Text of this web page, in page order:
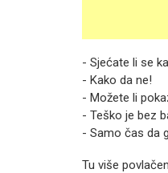
- Sjećate li se
- Kako da ne!
- Možete li
- Teško je bez
- Samo čas da
Tu više